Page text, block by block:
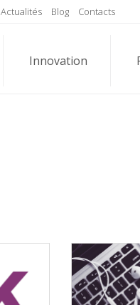
Actualités Blog Contacts
Innovation